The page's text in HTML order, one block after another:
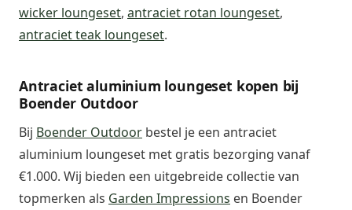
wicker loungeset, antraciet rotan loungeset,
antraciet teak loungeset.
Antraciet aluminium loungeset kopen bij
Boender Outdoor
Bij Boender Outdoor bestel je een antraciet
aluminium loungeset met gratis bezorging vanaf
€1.000. Wij bieden een uitgebreide collectie van
topmerken als Garden Impressions en Boender